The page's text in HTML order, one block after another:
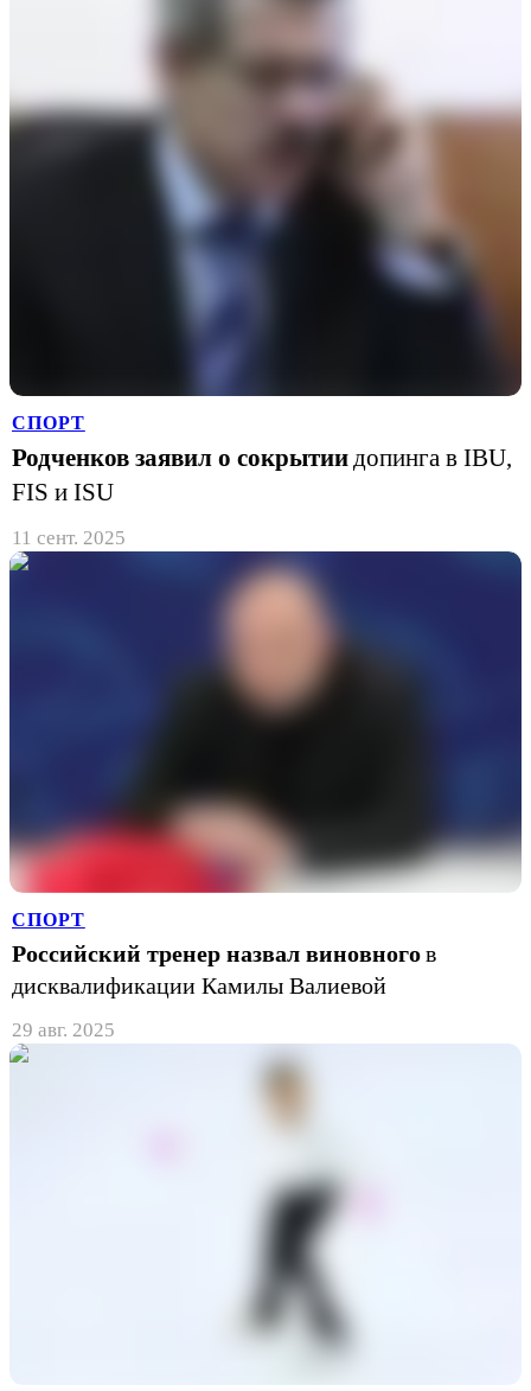
СПОРТ
Родченков заявил о сокрытии допинга в IBU,
FIS и ISU
11 сент. 2025
СПОРТ
Российский тренер назвал виновногов
дисквалификации Камилы Валиевой
29 авг. 2025